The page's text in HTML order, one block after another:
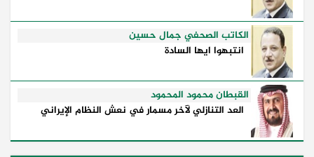
الكاتب الصحفي جمال حسين
انتبهوا ايها السادة
القبطان محمود المحمود
العد التنازلي لآخر مسمار في نعش النظام الإيراني